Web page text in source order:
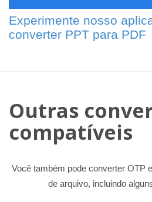
Experimente nosso
converter PPT para PDF
Outras
compatíveis
Você também pode converter OTP
de arquivo, incluindo